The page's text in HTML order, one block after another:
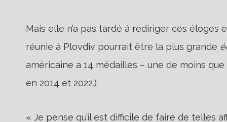
Mais elle n’a pas tardé à rediriger ces
réunie à Plovdiv pourrait être la plus grande
américaine a 14 médailles – une de moins
en 2014 et 2022.)
« Je pense qu’il est difficile de faire de telles